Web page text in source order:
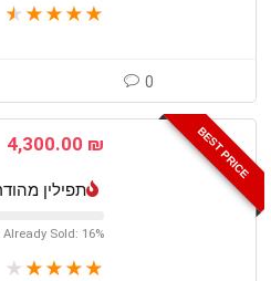
★
★
★
★
★
0
BEST PRICE
4,300.00 ₪
תפילין
Already Sold: 16%
★
★
★
★
★